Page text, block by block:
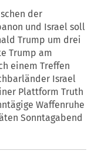
der
und Israel soll
Trump um drei
Trump am
einem Treffen
Israel
Plattform Truth
Waffenruhe
Sonntagabend